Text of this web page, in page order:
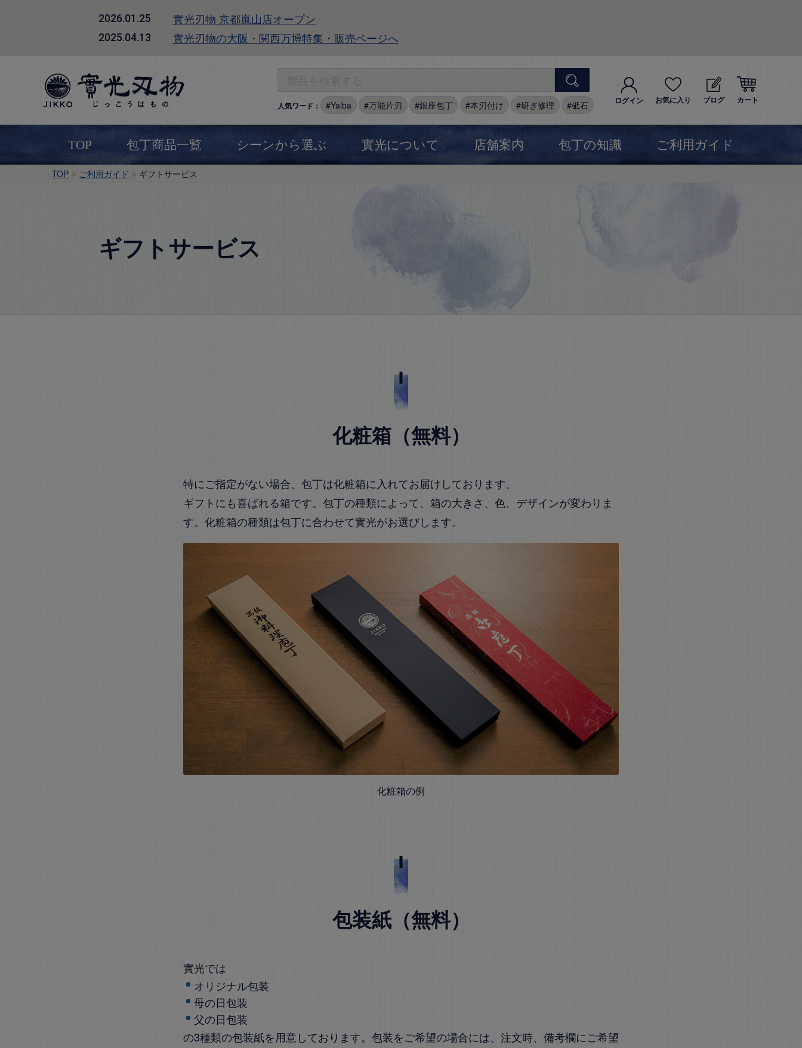
2026.01.25 實光刃物 京都嵐山店オープン
2025.04.13 實光刃物の大阪・関西万博特集・販売ページへ
人気ワード： Yaiba 万能片刃 銀座包丁 本刃付け 研ぎ修理 砥石 ログイン お気に入り ブログ カート
TOP 包丁商品一覧 シーンから選ぶ 實光について 店舗案内 包丁の知識 ご利用ガイド
TOP ご利用ガイド ギフトサービス
ギフトサービス
化粧箱（無料）
特にご指定がない場合、包丁は化粧箱に入れてお届けしております。
ギフトにも喜ばれる箱です。包丁の種類によって、箱の大きさ、色、デザインが変わりま
す。化粧箱の種類は包丁に合わせて實光がお選びします。
化粧箱の例
包装紙（無料）
實光では
オリジナル包装
母の日包装
父の日包装
の3種類の包装紙を用意しております。包装をご希望の場合には、注文時、備考欄にご希望